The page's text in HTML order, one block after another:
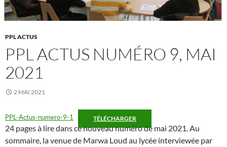
PPL ACTUS
PPL ACTUS NUMÉRO 9, MAI
2021
2 MAI 2021
PPL-Actus-numero-9-1 TÉLÉCHARGER
24 pages à lire dans ce nouveau numéro de mai 2021. Au
sommaire, la venue de Marwa Loud au lycée interviewée par